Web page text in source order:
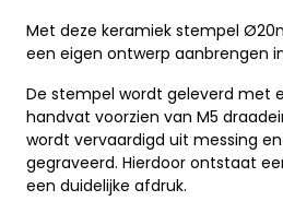
Met deze keramiek stempel
een eigen ontwerp aanbrengen
De stempel wordt geleverd met
handvat voorzien van M5
wordt vervaardigd uit messing
gegraveerd. Hierdoor ontstaat
een duidelijke afdruk.